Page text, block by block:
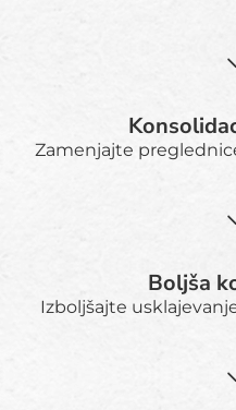
Zamenjajte
Boljša
Izboljšajte